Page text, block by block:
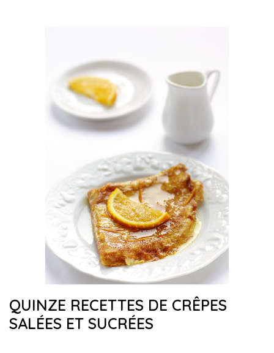
QUINZE RECETTES DE CRÊPES
SALÉES ET SUCRÉES